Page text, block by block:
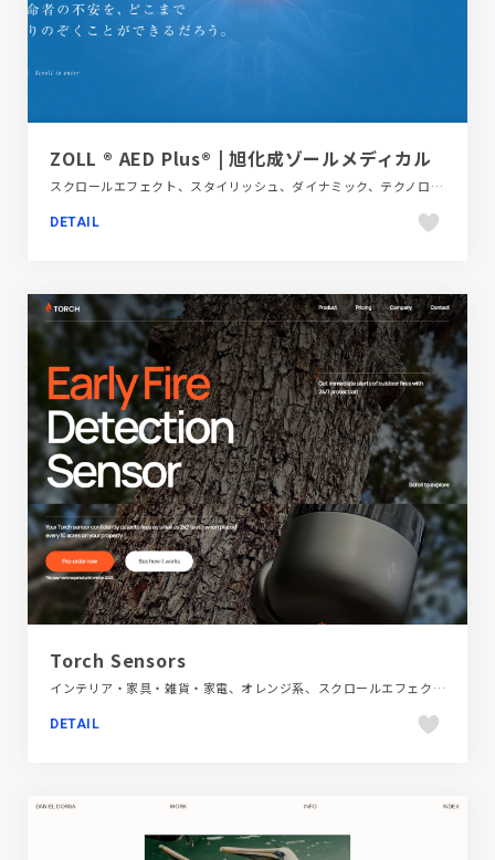
ZOLL ® AED Plus® | 旭化成ゾールメディカル
スクロールエフェクト、スタイリッシュ、ダイナミック、テクノロジー・サイエンス、ブランド・サービスサイト、ブルー系、モーション多め、医療・ヘルスケア、商品紹介、大きめ写真
DETAIL
Torch Sensors
インテリア・家具・雑貨・家電、オレンジ系、スクロールエフェクト、スタイリッシュ、ブラック系 、ブランド・サービスサイト、大きめ写真、海外サイト
DETAIL